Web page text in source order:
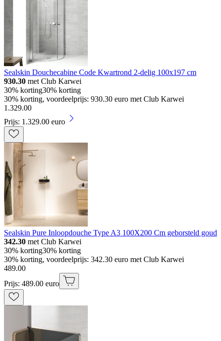
Sealskin Douchecabine Code Kwartrond 2-delig 100x197 cm
930.30 met Club Karwei
30% korting30% korting
30% korting, voordeelprijs: 930.30 euro met Club Karwei
1 .329.00
Prijs: 1.329.00 euro
Sealskin Pure Inloopdouche Type A3 100X200 Cm geborsteld goud
342.30 met Club Karwei
30% korting30% korting
30% korting, voordeelprijs: 342.30 euro met Club Karwei
489.00
Prijs: 489.00 euro